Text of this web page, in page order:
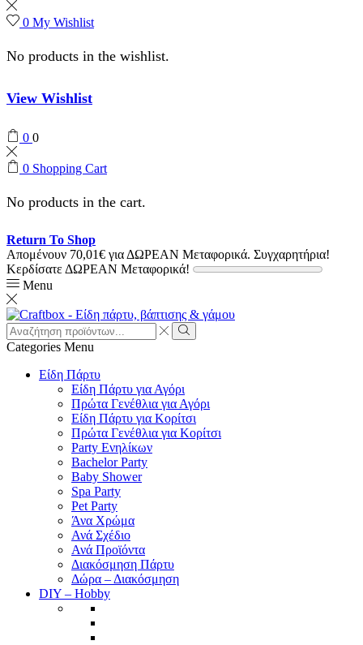
0 My Wishlist
No products in the wishlist.
View Wishlist
0 0
0 Shopping Cart
No products in the cart.
Return To Shop
Απομένουν 70,01€ για ΔΩΡΕΑΝ Μεταφορικά. Συγχαρητήρια!
Κερδίσατε ΔΩΡΕΑΝ Μεταφορικά!
Menu
Search
input
Search
Categories Menu
Είδη Πάρτυ
Είδη Πάρτυ για Αγόρι
Πρώτα Γενέθλια για Αγόρι
Είδη Πάρτυ για Κορίτσι
Πρώτα Γενέθλια για Κορίτσι
Party Ενηλίκων
Bachelor Party
Baby Shower
Spa Party
Pet Party
Άνα Χρώμα
Ανά Σχέδιο
Ανά Προϊόντα
Διακόσμηση Πάρτυ
Δώρα – Διακόσμηση
DIY – Hobby